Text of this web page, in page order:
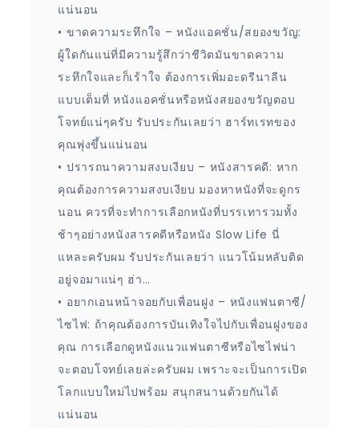
แน่นอน
• ขาดความระทึกใจ – หนังแอคชั่น/สยองขวัญ:
ผู้ใดกันแน่ที่มีความรู้สึกว่าชีวิตมันขาดความ
ระทึกใจและก็เร้าใจ ต้องการเพิ่มอะดรีนาลีน
แบบเต็มที่ หนังแอคชั่นหรือหนังสยองขวัญตอบ
โจทย์แน่ๆครับ รับประกันเลยว่า ฮาร์ทเรทของ
คุณพุ่งขึ้นแน่นอน
• ปรารถนาความสงบเงียบ – หนังสารคดี: หาก
คุณต้องการความสงบเงียบ มองหาหนังที่จะดูกร
นอน ควรที่จะทำการเลือกหนังที่บรรเทารวมทั้ง
ช้าๆอย่างหนังสารคดีหรือหนัง Slow Life นี่
แหละครับผม รับประกันเลยว่า แนวโน้มหลับติด
อยู่จอมาแน่ๆ ฮ่า…
• อยากเอนหน้าจอยกับเพื่อนฝูง – หนังแฟนตาซี/
ไซไฟ: ถ้าคุณต้องการบันเทิงใจไปกับเพื่อนฝูงของ
คุณ การเลือกดูหนังแนวแฟนตาซีหรือไซไฟน่า
จะตอบโจทย์เลยล่ะครับผม เพราะจะเป็นการเปิด
โลกแบบใหม่ไปพร้อม สนุกสนานด้วยกันได้
แน่นอน